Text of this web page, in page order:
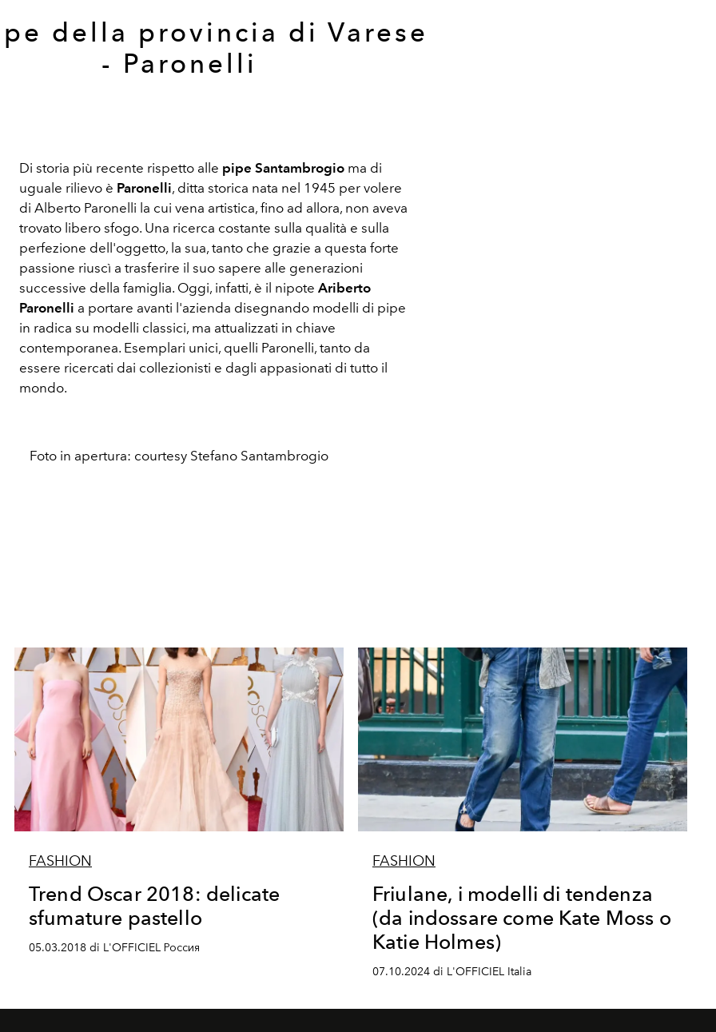
della provincia di Varese
- Paronelli
Di storia più recente rispetto alle pipe Santambrogioma di
uguale rilievo è Paronelli, ditta storica nata nel 1945 per volere
di Alberto Paronelli la cui vena artistica, fino ad allora, non aveva
trovato libero sfogo. Una ricerca costante sulla qualità e sulla
perfezione dell'oggetto, la sua, tanto che grazie a questa forte
passione riuscì a trasferire il suo sapere alle generazioni
successive della famiglia. Oggi, infatti, è il nipote Ariberto
Paronelli a portare avanti l'azienda disegnando modelli di pipe
in radica su modelli classici, ma attualizzati in chiave
contemporanea. Esemplari unici, quelli Paronelli, tanto da
essere ricercati dai collezionisti e dagli appasionati di tutto il
mondo.
Foto in apertura: courtesy Stefano Santambrogio
FASHION
Trend Oscar 2018: delicate
sfumature pastello
05.03.2018 di L'OFFICIEL Россия
FASHION
Friulane, i modelli di tendenza
(da indossare come Kate Moss o
Katie Holmes)
07.10.2024 di L'OFFICIEL Italia